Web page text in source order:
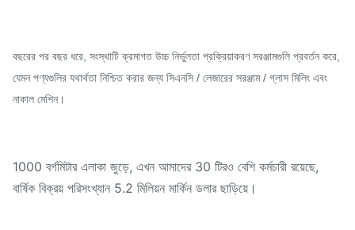
বছরের পর বছর ধরে, সংস্থাটি ক্রমাগত উচ্চ নির্ভুলতা প্রক্রিয়াকরণ সরঞ্জামগুলি প্রবর্তন করে,
যেমন পণ্যগুলির যথার্থতা নিশ্চিত করার জন্য সিএনসি / লেজারের সরঞ্জাম / গ্লাস মিলিং এবং
নাকাল মেশিন।
1000 বর্গমিটার এলাকা জুড়ে, এখন আমাদের 30 টিরও বেশি কর্মচারী রয়েছে,
বার্ষিক বিক্রয় পরিসংখ্যান 5.2 মিলিয়ন মার্কিন ডলার ছাড়িয়ে।